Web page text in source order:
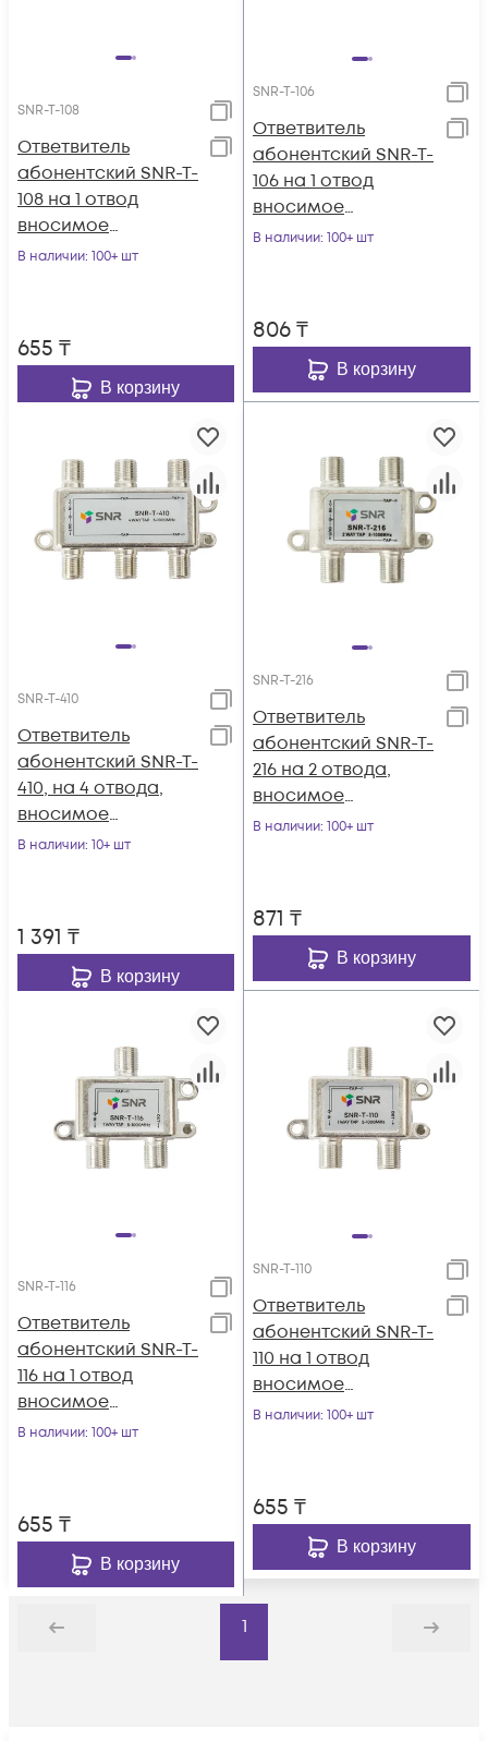
SNR-T-108
Ответвитель
абонентский SNR-T-
108 на 1 отвод
вносимое
затухание IN-TAP
В наличии: 100+ шт
655 ₸
В корзину
SNR-T-106
Ответвитель
абонентский SNR-T-
106 на 1 отвод
вносимое
затухание IN-TAP
В наличии: 100+ шт
806₸
В корзину
SNR-T-410
Ответвитель
абонентский SNR-T-
410, на 4 отвода,
вносимое
затухание IN-TAP
В наличии: 10+ шт
1 391 ₸
В корзину
SNR-T-216
Ответвитель
абонентский SNR-T-
216 на 2 отвода,
вносимое
затухание IN-TAP
В наличии: 100+ шт
871 ₸
В корзину
SNR-T-116
Ответвитель
абонентский SNR-T-
116 на 1 отвод
вносимое
затухание IN-TAP
В наличии: 100+ шт
655 ₸
В корзину
SNR-T-110
Ответвитель
абонентский SNR-T-
110 на 1 отвод
вносимое
затухание IN-TAP
В наличии: 100+ шт
655 ₸
В корзину
Назад
1
Дальше